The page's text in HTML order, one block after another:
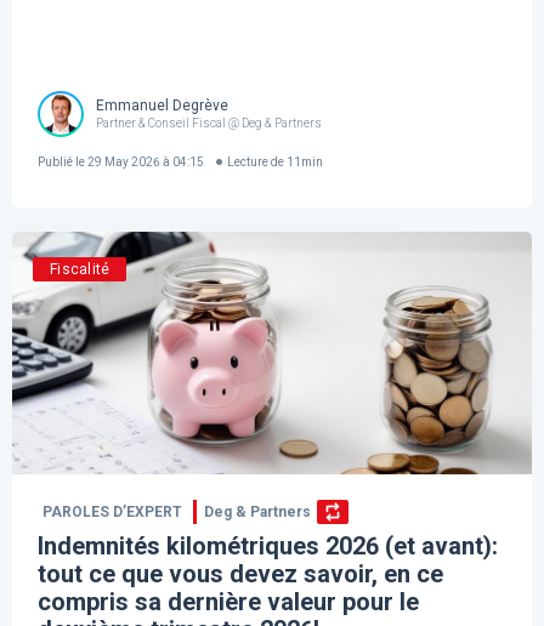
Emmanuel Degrève
Partner & Conseil Fiscal @ Deg & Partners
Publié le29 May 2026 à 04:15 Lecture de 11 min
Fiscalité
PAROLES D’EXPERT Deg & Partners
Indemnités kilométriques 2026 (et avant):
tout ce que vous devez savoir, en ce
compris sa dernière valeur pour le